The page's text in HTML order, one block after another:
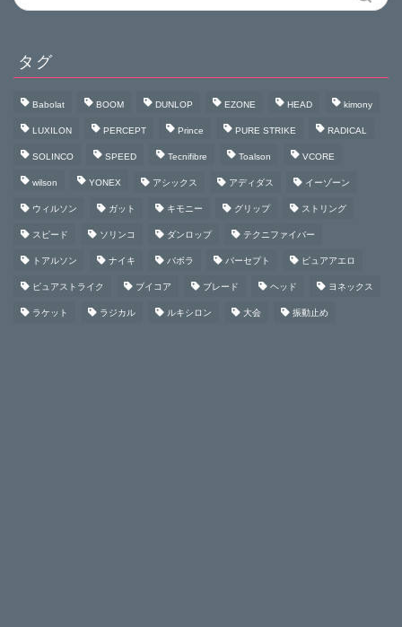
タグ
Babolat BOOM DUNLOP EZONE HEAD kimony
LUXILON PERCEPT Prince PURE STRIKE RADICAL
SOLINCO SPEED Tecnifibre Toalson VCORE
wilson YONEX アシックス アディダス イーゾーン
ウィルソン ガット キモニー グリップ ストリング
スピード ソリンコ ダンロップ テクニファイバー
トアルソン ナイキ バボラ パーセプト ピュアアエロ
ピュアストライク ブイコア ブレード ヘッド ヨネックス
ラケット ラジカル ルキシロン 大会 振動止め